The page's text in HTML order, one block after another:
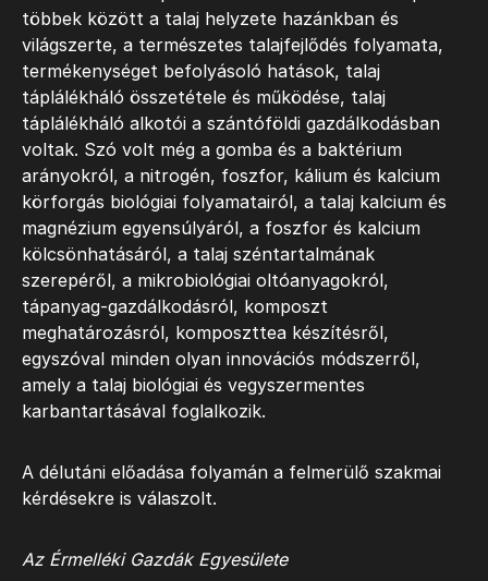
többek között a talaj helyzete hazánkban és
világszerte, a természetes talajfejlődés folyamata,
termékenységet befolyásoló hatások, talaj
táplálékháló összetétele és működése, talaj
táplálékháló alkotói a szántóföldi gazdálkodásban
voltak. Szó volt még a gomba és a baktérium
arányokról, a nitrogén, foszfor, kálium és kalcium
körforgás biológiai folyamatairól, a talaj kalcium és
magnézium egyensúlyáról, a foszfor és kalcium
kölcsönhatásáról, a talaj széntartalmának
szerepéről, a mikrobiológiai oltóanyagokról,
tápanyag-gazdálkodásról, komposzt
meghatározásról, komposzttea készítésről,
egyszóval minden olyan innovációs módszerről,
amely a talaj biológiai és vegyszermentes
karbantartásával foglalkozik.
A délutáni előadása folyamán a felmerülő szakmai
kérdésekre is válaszolt.
Az Érmelléki Gazdák Egyesülete